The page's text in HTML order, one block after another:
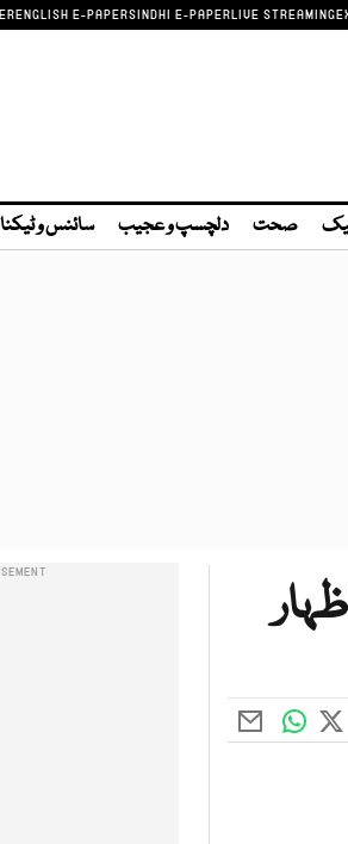
ENGLISH E-PAPERSINDHI E-PAPERLIVE STREAMING
صحت دلچسپ و عجیب سائنس و